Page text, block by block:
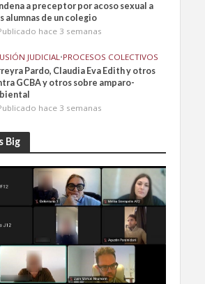
a preceptor por acoso sexual a
alumnas de un colegio
hace 3 semanas
JUDICIAL•PROCESOS COLECTIVOS
Pardo, Claudia Eva Edith y otros
GCBA y otros sobre amparo-
hace 3 semanas
Big